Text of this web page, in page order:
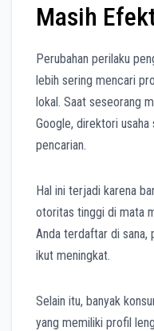
Masih
Perubahan perilaku
lebih sering mencari
lokal. Saat seseorang
Google, direktori
pencarian.
Hal ini terjadi karena
otoritas tinggi di mata
Anda terdaftar di sana,
ikut meningkat.
Selain itu, banyak
yang memiliki profil